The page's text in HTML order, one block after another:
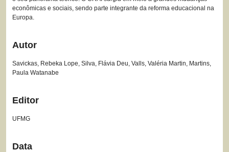
econômicas e sociais, sendo parte integrante da reforma educacional na
Europa.
Autor
Savickas, Rebeka Lope, Silva, Flávia Deu, Valls, Valéria Martin, Martins,
Paula Watanabe
Editor
UFMG
Data